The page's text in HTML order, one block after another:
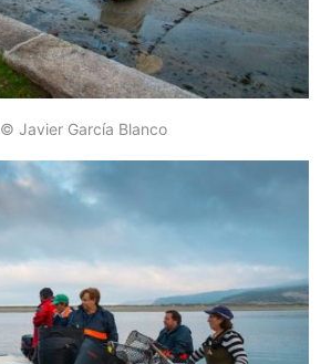
© Javier García Blanco